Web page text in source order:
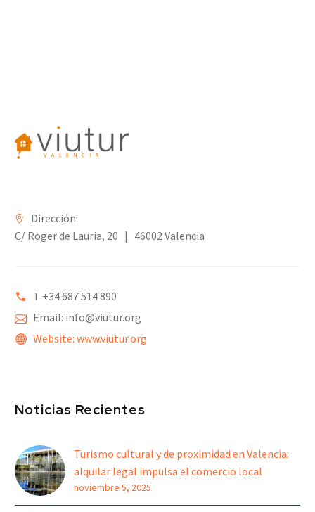
Dirección:
C/ Roger de Lauria, 20 | 46002 Valencia
T +34 687 514 890
Email: info@viutur.org
Website: www.viutur.org
Noticias Recientes
Turismo cultural y de proximidad en Valencia:
alquilar legal impulsa el comercio local
noviembre 5, 2025